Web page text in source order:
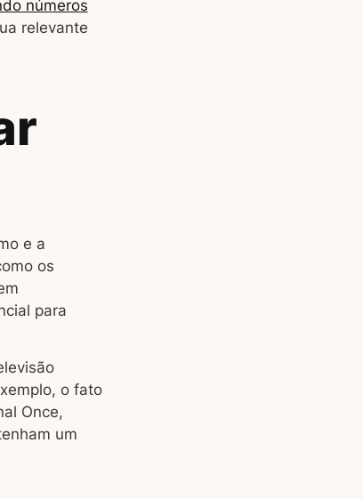
números
relevante
e a
os
para
o fato
Once,
um